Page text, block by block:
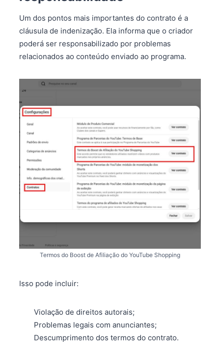
Um dos pontos mais importantes do contrato é a
cláusula de indenização. Ela informa que o criador
poderá ser responsabilizado por problemas
relacionados ao conteúdo enviado ao programa.
Termos do Boost de Afiliação do YouTube Shopping
Isso pode incluir:
Violação de direitos autorais;
Problemas legais com anunciantes;
Descumprimento dos termos do contrato.